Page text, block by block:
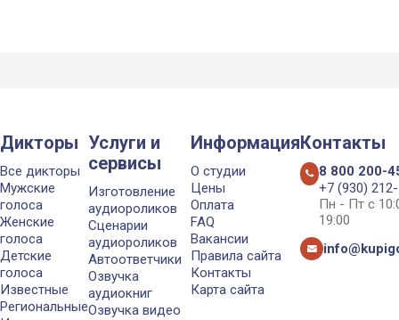
Дикторы
Все дикторы
Мужские
голоса
Женские
голоса
Детские
голоса
Известные
Региональные
Услуги и
сервисы
Изготовление
аудиороликов
Сценарии
аудиороликов
Автоответчики
Озвучка
аудиокниг
Озвучка видео
Информация
О студии
Цены
Оплата
FAQ
Вакансии
Правила сайта
Контакты
Карта сайта
Контакты
8 800 200-
+7 (930)
Пн - Пт с
19:00